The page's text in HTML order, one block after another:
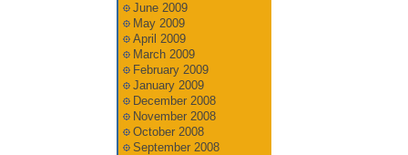
June 2009
May 2009
April 2009
March 2009
February 2009
January 2009
December 2008
November 2008
October 2008
September 2008